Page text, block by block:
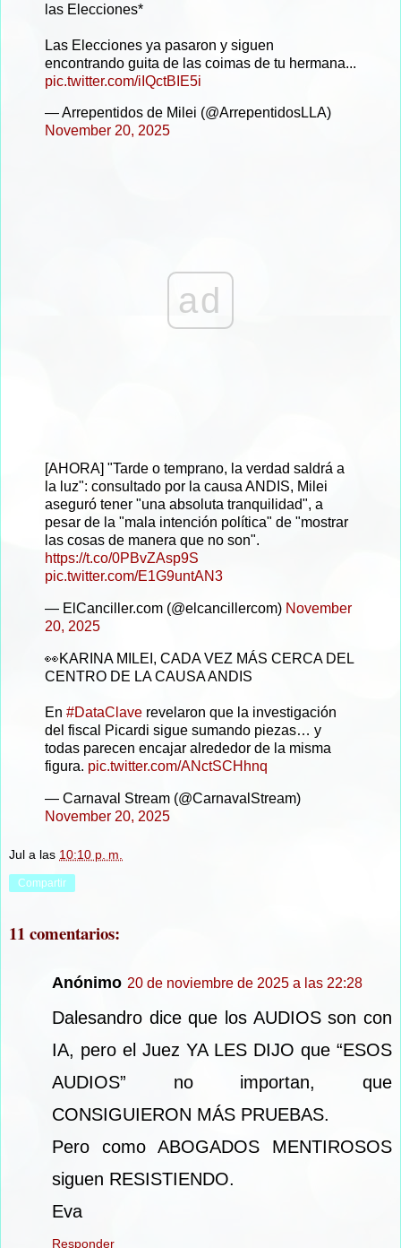
las Elecciones*
Las Elecciones ya pasaron y siguen
encontrando guita de las coimas de tu hermana...
pic.twitter.com/iIQctBIE5i
— Arrepentidos de Milei (@ArrepentidosLLA)
November 20, 2025
ad
[AHORA] "Tarde o temprano, la verdad saldrá a
la luz": consultado por la causa ANDIS, Milei
aseguró tener "una absoluta tranquilidad", a
pesar de la "mala intención política" de "mostrar
las cosas de manera que no son".
https://t.co/0PBvZAsp9S
pic.twitter.com/E1G9untAN3
— ElCanciller.com (@elcancillercom) November
20, 2025
👀KARINA MILEI, CADA VEZ MÁS CERCA DEL
CENTRO DE LA CAUSA ANDIS
En #DataClave revelaron que la investigación
del fiscal Picardi sigue sumando piezas… y
todas parecen encajar alrededor de la misma
figura. pic.twitter.com/ANctSCHhnq
— Carnaval Stream (@CarnavalStream)
November 20, 2025
Jul a las 10:10 p. m.
Compartir
11 comentarios:
Anónimo 20 de noviembre de 2025 a las 22:28
Dalesandro dice que los AUDIOS son con
IA, pero el Juez YA LES DIJO que “ESOS
AUDIOS” no importan, que
CONSIGUIERON MÁS PRUEBAS.
Pero como ABOGADOS MENTIROSOS
siguen RESISTIENDO.
Eva
Responder